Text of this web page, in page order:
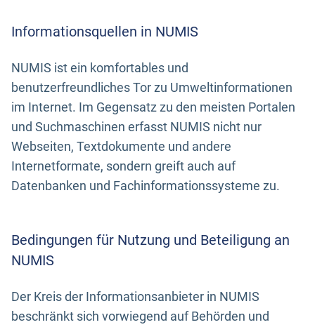
Informationsquellen in NUMIS
NUMIS ist ein komfortables und
benutzerfreundliches Tor zu Umweltinformationen
im Internet. Im Gegensatz zu den meisten Portalen
und Suchmaschinen erfasst NUMIS nicht nur
Webseiten, Textdokumente und andere
Internetformate, sondern greift auch auf
Datenbanken und Fachinformationssysteme zu.
Bedingungen für Nutzung und Beteiligung an
NUMIS
Der Kreis der Informationsanbieter in NUMIS
beschränkt sich vorwiegend auf Behörden und